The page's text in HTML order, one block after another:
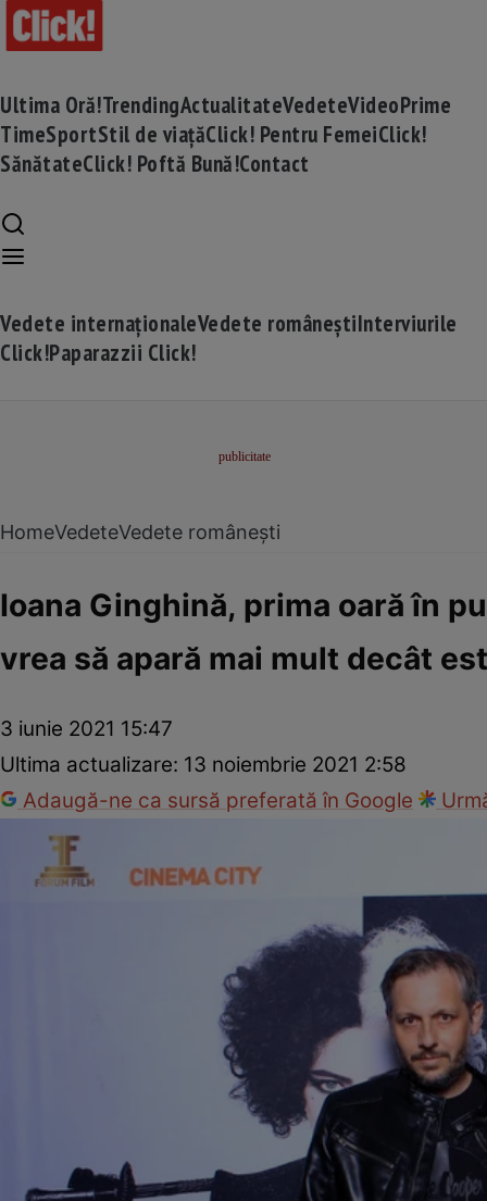
Ultima Oră!TrendingActualitateVedeteVideoPrime
TimeSportStil de viațăClick! Pentru FemeiClick!
SănătateClick! Poftă Bună!Contact
Vedete internaționaleVedete româneștiInterviurile
Click!Paparazzii Click!
HomeVedeteVedete românești
Ioana Ginghină, prima oară în
vrea să apară mai mult decât
3 iunie 2021 15:47
Ultima actualizare: 13 noiembrie 2021 2:58
Adaugă-ne ca sursă preferată în Google